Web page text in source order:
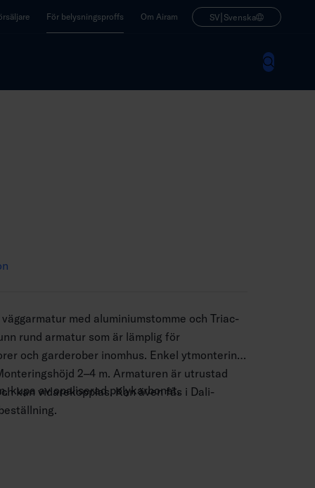
För belysningsproffs Om Airam SV| Svenska
med aluminiumstomme och Triac-
rund armatur som är lämplig för
och garderober inomhus. Enkel ytmontering
2–4 m. Armaturen är utrustad
kan vidarekopplas. Kan även fås i Dali-
kupa av opaliserad polykarbonat.